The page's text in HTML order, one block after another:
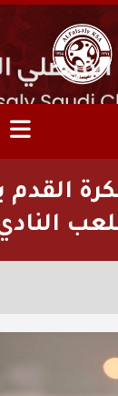
القدم